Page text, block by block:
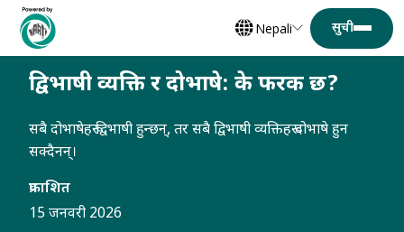
Nepali
द्विभाषी व्यक्ति र दोभाषे: के फरक छ?
सबै दोभाषेहरू द्विभाषी हुन्छन्, तर सबै द्विभाषी व्यक्तिहरू दोभाषे हुन
सक्दैनन्।
प्रकाशित
15 जनवरी 2026